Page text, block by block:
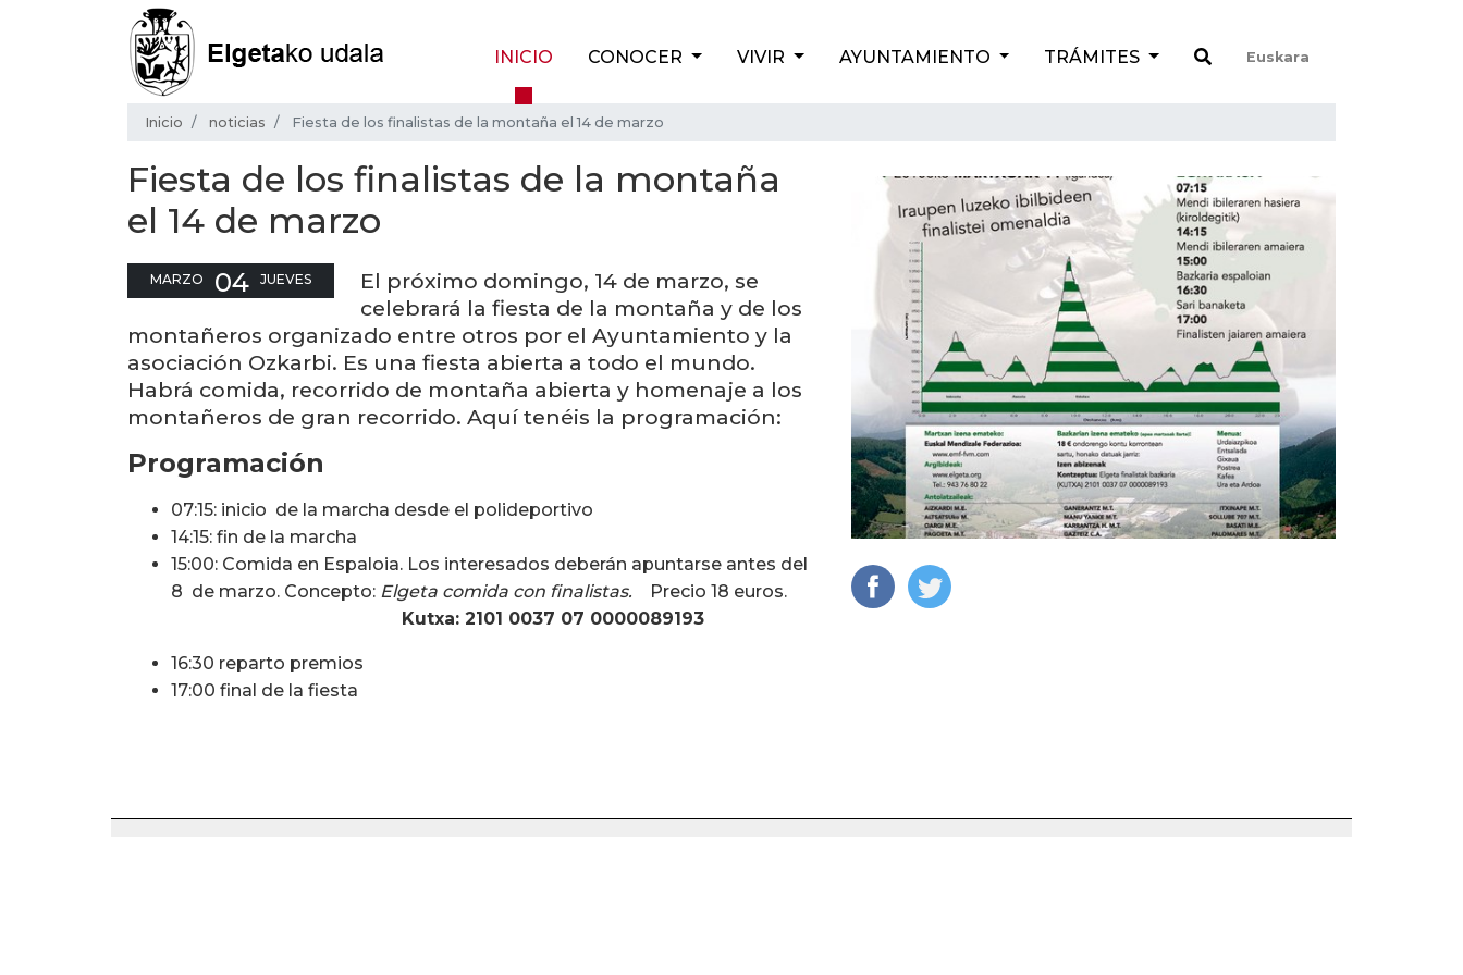
INICIO CONOCER VIVIR AYUNTAMIENTO TRÁMITES Euskara
Inicio noticias Fiesta de los finalistas de la montaña el 14 de marzo
Fiesta de los finalistas de la montaña
el 14 de marzo
MARZO 04 JUEVES
El próximo domingo, 14 de marzo, se
celebrará la fiesta de la montaña y de los
montañeros organizado entre otros por el Ayuntamiento y la
asociación Ozkarbi. Es una fiesta abierta a todo el mundo.
Habrá comida, recorrido de montaña abierta y homenaje a los
montañeros de gran recorrido. Aquí tenéis la programación:
Programación
07:15: inicio de la marcha desde el polideportivo
14:15: fin de la marcha
15:00: Comida en Espaloia. Los interesados deberán apuntarse antes del
8 de marzo. Concepto: Elgeta comida con finalistas. Precio 18 euros.
Kutxa: 2101 0037 07 0000089193
16:30 reparto premios
17:00 final de la fiesta